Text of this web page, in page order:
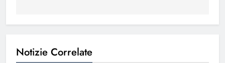
Notizie Correlate